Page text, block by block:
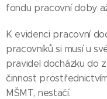
fondu pracovní doby
K evidenci pracovní
pracovníků si musí u
pravidel docházku do
činnost
MŠMT, nestačí.